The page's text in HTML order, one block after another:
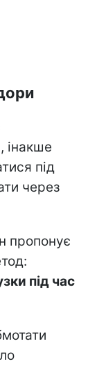
інакше
під
через
пропонує
під час